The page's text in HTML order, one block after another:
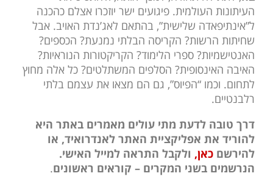
העיתונות העולמית. פיגועים ישר יוזכרו אצלם כהכנה
ל”אינתיפאדה שלישית”, בהתאם לאג’נדת האויב. אבל
שחיתות הרשות? הקריסה הבלתי נמנעת? הכספים?
האנטישמיות? ספרי הלימוד? הקריקטורות הנוראיות?
האיבה האינסופית? הסלפים המשתלטים? כל אלה מחוץ
לתחום. וכמו “הפיוס”, גם הם מצאו את עצמם בלתי
רלבנטיים.
דרך טובה לדעת מתי עולים מאמרים באתר היא
להוריד את אפליקציית האתר לאנדרואיד, או
להירשם כאן, ולקבל התראה למייל האישי.
הנרשמים בשני המקרים – קוראים ראשונים.